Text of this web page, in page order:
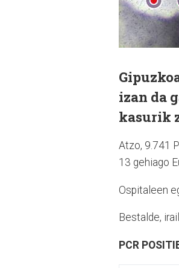
izan da
kasurik
Atzo, 9.741
13 gehiago
Ospitaleen
Bestalde,
PCR